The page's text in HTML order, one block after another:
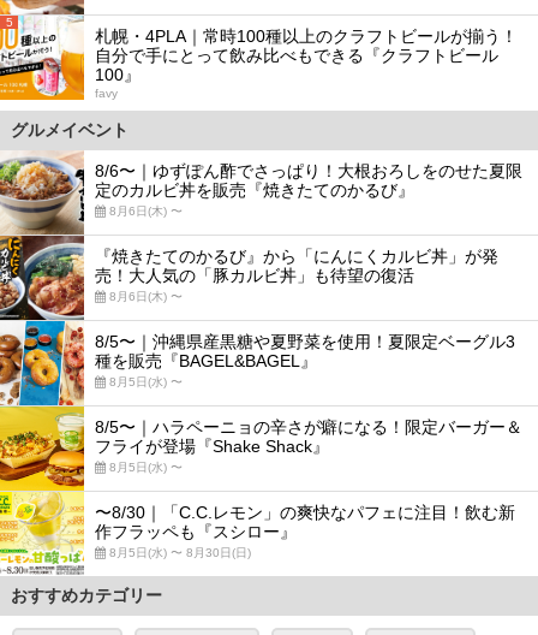
5
札幌・4PLA｜常時100種以上のクラフトビールが揃う！
自分で手にとって飲み比べもできる『クラフトビール
100』
favy
グルメイベント
8/6〜｜ゆずぽん酢でさっぱり！大根おろしをのせた夏限
定のカルビ丼を販売『焼きたてのかるび』
8月6日(木) 〜
『焼きたてのかるび』から「にんにくカルビ丼」が発
売！大人気の「豚カルビ丼」も待望の復活
8月6日(木) 〜
8/5〜｜沖縄県産黒糖や夏野菜を使用！夏限定ベーグル3
種を販売『BAGEL&BAGEL』
8月5日(水) 〜
8/5〜｜ハラペーニョの辛さが癖になる！限定バーガー＆
フライが登場『Shake Shack』
8月5日(水) 〜
〜8/30｜「C.C.レモン」の爽快なパフェに注目！飲む新
作フラッペも『スシロー』
8月5日(水) 〜 8月30日(日)
おすすめカテゴリー